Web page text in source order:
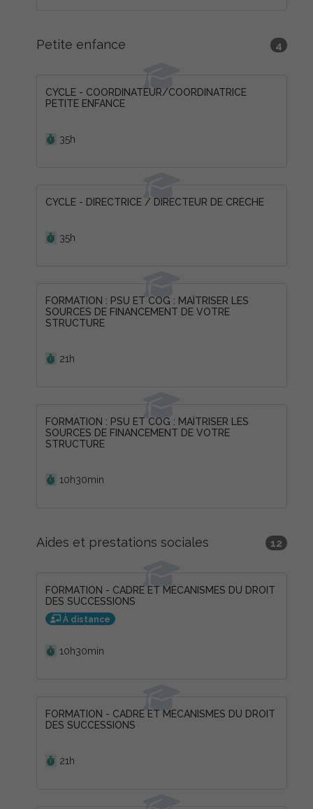
Petite enfance 4
CYCLE - COORDINATEUR/COORDINATRICE
PETITE ENFANCE
35h
CYCLE - DIRECTRICE / DIRECTEUR DE CRÈCHE
35h
FORMATION : PSU ET COG : MAÎTRISER LES
SOURCES DE FINANCEMENT DE VOTRE
STRUCTURE
21h
FORMATION : PSU ET COG : MAÎTRISER LES
SOURCES DE FINANCEMENT DE VOTRE
STRUCTURE
10h30min
Aides et prestations sociales 12
FORMATION - CADRE ET MÉCANISMES DU DROIT
DES SUCCESSIONS
À distance
10h30min
FORMATION - CADRE ET MÉCANISMES DU DROIT
DES SUCCESSIONS
21h